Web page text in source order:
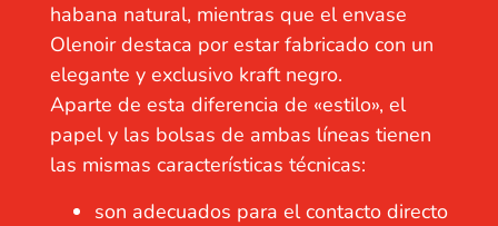
habana natural, mientras que el envase
Olenoir destaca por estar fabricado con un
elegante y exclusivo kraft negro.
Aparte de esta diferencia de «estilo», el
papel y las bolsas de ambas líneas tienen
las mismas características técnicas:
son adecuados para el contacto directo